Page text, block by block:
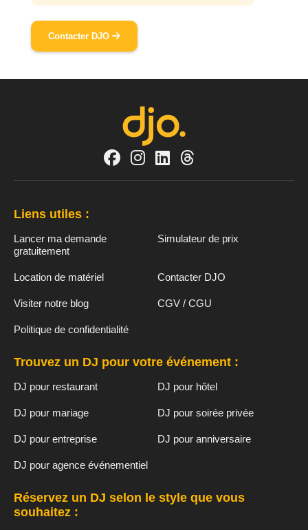
Contacter DJO
Liens utiles :
Lancer ma demande
gratuitement
Simulateur de prix
Location de matériel Contacter DJO
Visiter notre blog CGV / CGU
Politique de confidentialité
Trouvez un DJ pour votre événement :
DJ pour restaurant DJ pour hôtel
DJ pour mariage DJ pour soirée privée
DJ pour entreprise DJ pour anniversaire
DJ pour agence événementiel
Réservez un DJ selon le style que vous
souhaitez :